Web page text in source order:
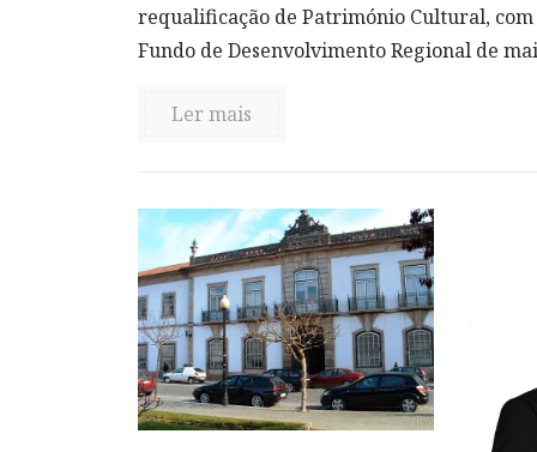
requalificação de Património Cultural,
Fundo de Desenvolvimento Regional de
Ler mais